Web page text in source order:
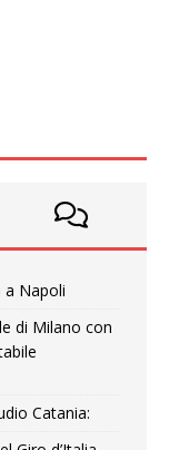
a Napoli
di Milano con
Catania: